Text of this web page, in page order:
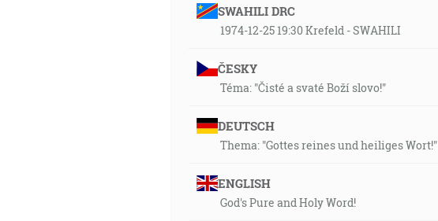
SWAHILI DRC
1974-12-25 19:30 Krefeld - SWAHILI
ČESKY
Téma: "Čisté a svaté Boží slovo!"
DEUTSCH
Thema: "Gottes reines und heiliges Wort!"
ENGLISH
God's Pure and Holy Word!